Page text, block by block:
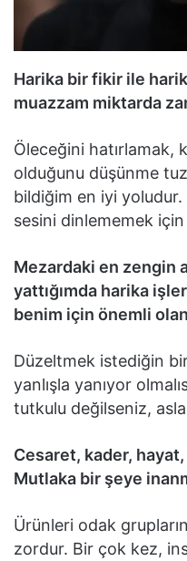
Harika bir fikir ile
muazzam miktarda
Öleceğini hatırlamak,
olduğunu düşünme
bildiğim en iyi yoludur.
sesini dinlememek
Mezardaki en zengin
yattığımda harika
benim için önemli
Düzeltmek istediğin
yanlışla yanıyor
tutkulu değilseniz,
Cesaret, kader,
Mutlaka bir şeye
Ürünleri odak
zordur. Bir çok kez,